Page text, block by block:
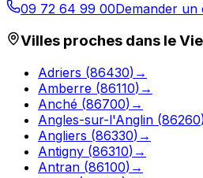
09 72 64 99 00Demander un
Villes proches dans le
Adriers (86430) →
Amberre (86110) →
Anché (86700) →
Angles-sur-l'Anglin (86260
Angliers (86330) →
Antigny (86310) →
Antran (86100) →